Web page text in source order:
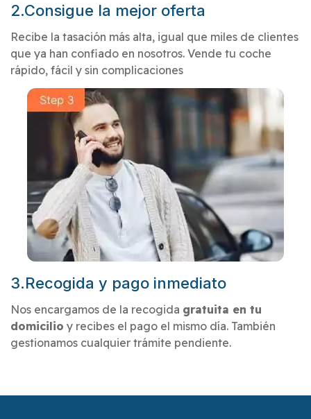
2.Consigue la mejor oferta
Recibe la tasación más alta, igual que miles de clientes
que ya han confiado en nosotros. Vende tu coche
rápido, fácil y sin complicaciones
3.Recogida y pago inmediato
Nos encargamos de la recogida gratuita en tu
domicilio y recibes el pago el mismo día. También
gestionamos cualquier trámite pendiente.